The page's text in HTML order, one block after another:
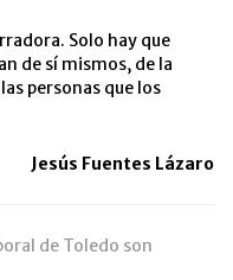
Solo hay que
de sí mismos, de la
personas que los
Jesús Fuentes Lázaro
de Toledo son